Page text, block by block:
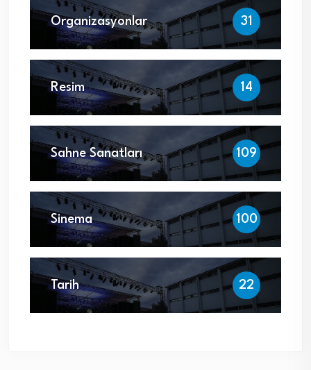
Organizasyonlar 31
Resim 14
Sahne Sanatları 109
Sinema 100
Tarih 22